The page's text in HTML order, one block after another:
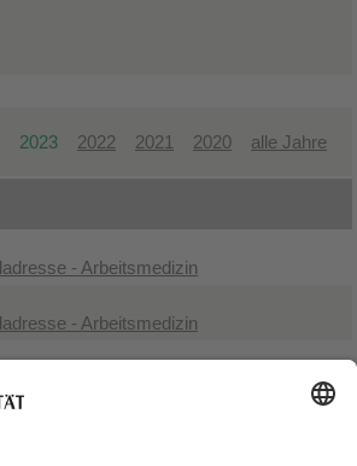
2023 2022 2021 2020 alle Jahre
- Arbeitsmedizin
- Arbeitsmedizin
- Regel